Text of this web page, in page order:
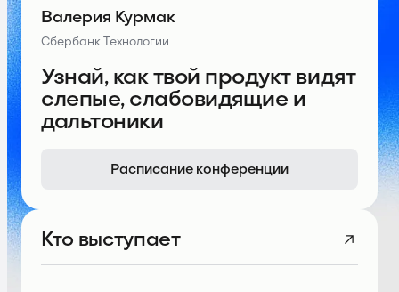
Узнай, как твой продукт видят
слепые, слабовидящие и
дальтоники
Валерия Курмак
Сбербанк Технологии
Расписание конференции
Кто выступает